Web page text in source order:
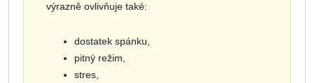
výrazně ovlivňuje také:
dostatek spánku,
pitný režim,
stres,